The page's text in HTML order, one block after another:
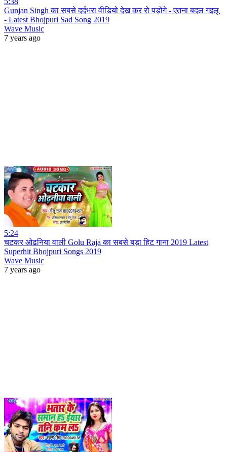
Gunjan Singh का सबसे दर्दभरा वीडियो देख कर रो पड़ोगे - एतना बदल गइलू
- Latest Bhojpuri Sad Song 2019
Wave Music
7 years ago
5:24
चटकर ओढनिया वाली Golu Raja का सबसे बड़ा हिट गाना 2019 Latest
Superhit Bhojpuri Songs 2019
Wave Music
7 years ago